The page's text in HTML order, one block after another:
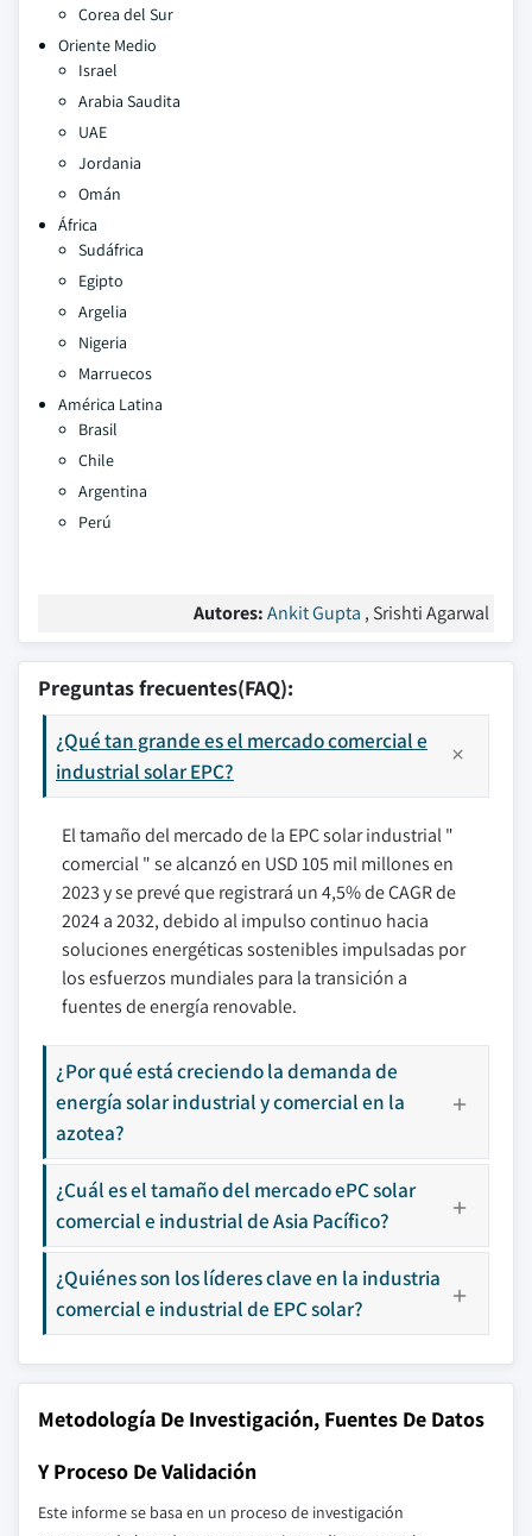
Corea del Sur
Oriente Medio
Israel
Arabia Saudita
UAE
Jordania
Omán
África
Sudáfrica
Egipto
Argelia
Nigeria
Marruecos
América Latina
Brasil
Chile
Argentina
Perú
Autores:Ankit Gupta , Srishti Agarwal
Preguntas frecuentes(FAQ):
¿Qué tan grande es el mercado comercial e
industrial solar EPC?
El tamaño del mercado de la EPC solar industrial "
comercial " se alcanzó en USD 105 mil millones en
2023 y se prevé que registrará un 4,5% de CAGR de
2024 a 2032, debido al impulso continuo hacia
soluciones energéticas sostenibles impulsadas por
los esfuerzos mundiales para la transición a
fuentes de energía renovable.
¿Por qué está creciendo la demanda de
energía solar industrial y comercial en la
azotea?
¿Cuál es el tamaño del mercado ePC solar
comercial e industrial de Asia Pacífico?
¿Quiénes son los líderes clave en la industria
comercial e industrial de EPC solar?
Metodología De Investigación, Fuentes De Datos
Y Proceso De Validación
Este informe se basa en un proceso de investigación